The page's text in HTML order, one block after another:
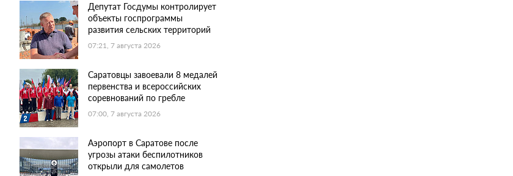
Депутат Госдумы контролирует
объекты госпрограммы
развития сельских территорий
07:21, 7 августа 2026
Саратовцы завоевали 8 медалей
первенства и всероссийских
соревнований по гребле
07:00, 7 августа 2026
Аэропорт в Саратове после
угрозы атаки беспилотников
открыли для самолетов